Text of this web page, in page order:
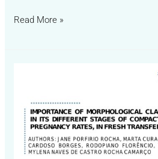
Read More »
SBRA
0001